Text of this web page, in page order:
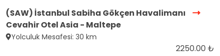
(SAW) İstanbul Sabiha Gökçen Havalimanı
Cevahir Otel Asia - Maltepe
Yolculuk Mesafesi: 30 km
2250.00 ₺